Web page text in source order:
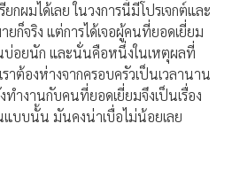
กผมได้เลย ในวงการนี้มีโปรเจกต์และ
ยก็จริง แต่การได้เจอผู้คนที่ยอดเยี่ยม
บ่อยนัก และนั่นคือหนึ่งในเหตุผลที่
าต้องห่างจากครอบครัวเป็นเวลานาน
ทำงานกับคนที่ยอดเยี่ยมจึงเป็นเรื่อง
แบบนั้น มันคงน่าเบื่อไม่น้อยเลย